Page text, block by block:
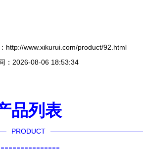
http://www.xikurui.com/product/92.html
：2026-08-06 18:53:34
品列表
PRODUCT